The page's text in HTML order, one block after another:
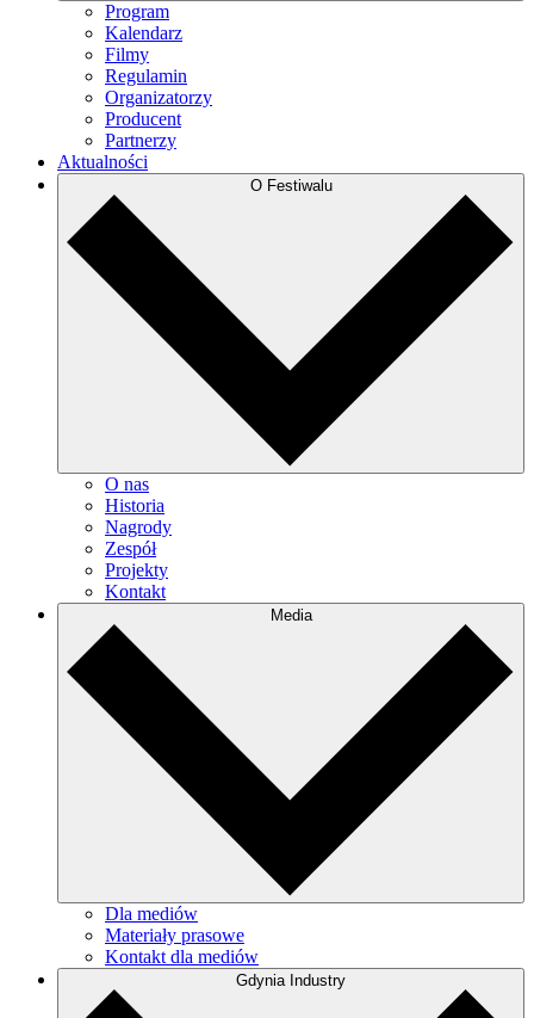
Program
Kalendarz
Filmy
Regulamin
Organizatorzy
Producent
Partnerzy
Aktualności
O Festiwalu
O nas
Historia
Nagrody
Zespół
Projekty
Kontakt
Media
Dla mediów
Materiały prasowe
Kontakt dla mediów
Gdynia Industry